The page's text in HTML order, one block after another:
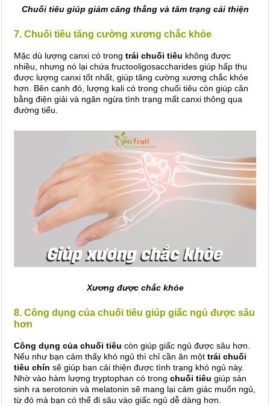
Chuối tiêu giúp giảm căng thẳng và tâm trạng cải thiện
7. Chuối tiêu tăng cường xương chắc khỏe
Mặc dù lượng canxi có trong trái chuối tiêu không được
nhiều, nhưng nó lại chứa fructooligosaccharides giúp hấp thụ
được lượng canxi tốt nhất, giúp tăng cường xương chắc khỏe
hơn. Bên cạnh đó, lượng kali có trong chuối tiêu còn giúp cân
bằng điện giải và ngăn ngừa tình trạng mất canxi thông qua
đường tiểu.
Xương được chắc khỏe
8. Công dụng của chuối tiêu giúp giấc ngủ được sâu
hơn
Công dụng của chuối tiêu còn giúp giấc ngủ được sâu hơn.
Nếu như bạn cảm thấy khó ngủ thì chỉ cần ăn một trái chuối
tiêu chín sẽ giúp bạn cải thiện được tình trạng khó ngủ này.
Nhờ vào hàm lượng tryptophan có trong chuối tiêu giúp sản
sinh ra serotonin và melatonin sẽ mang lại cảm giác muốn ngủ,
từ đó mà bạn có thể đi sâu vào giấc ngủ dễ dàng hơn.